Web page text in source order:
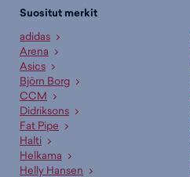
Suositut merkit
adidas
Arena
Asics
Björn Borg
CCM
Didriksons
Fat Pipe
Halti
Helkama
Helly Hansen